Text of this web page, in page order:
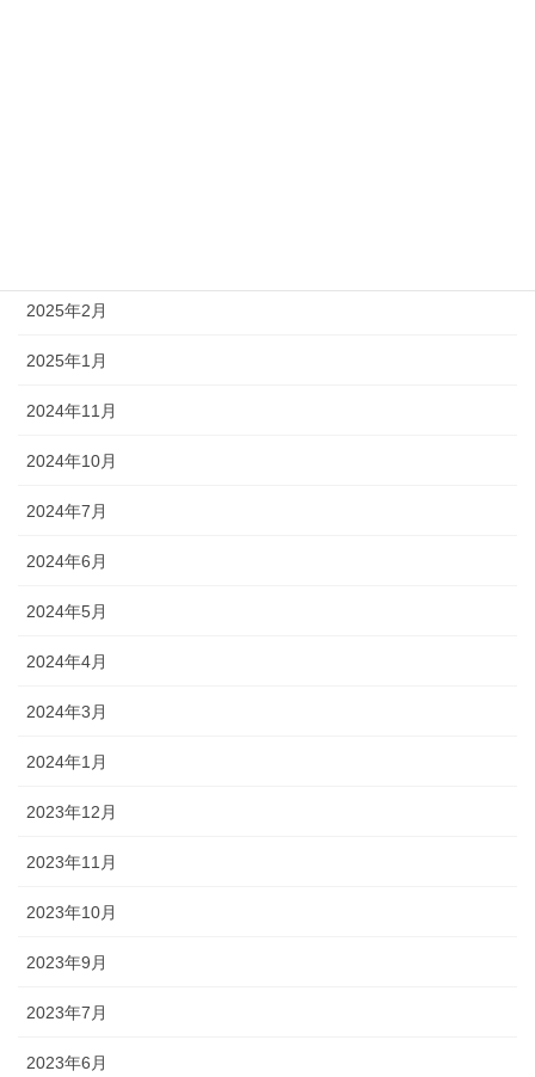
2025年2月
2025年1月
2024年11月
2024年10月
2024年7月
2024年6月
2024年5月
2024年4月
2024年3月
2024年1月
2023年12月
2023年11月
2023年10月
2023年9月
2023年7月
2023年6月